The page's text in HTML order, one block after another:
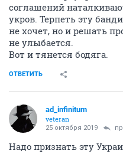
соглашений
укров. Терпеть эту
не хочет, но и решать
не улыбается.
Вот и тянется бодяга.
ОТВЕТИТЬ
ad_infinitum
veteran
25 октября 2019
Надо признать эту